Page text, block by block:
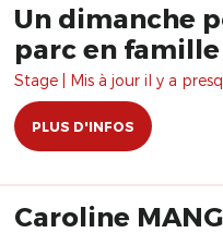
Un dimanche
parc en famille
Stage | Mis à jour il y a
PLUS D'INFOS
Caroline